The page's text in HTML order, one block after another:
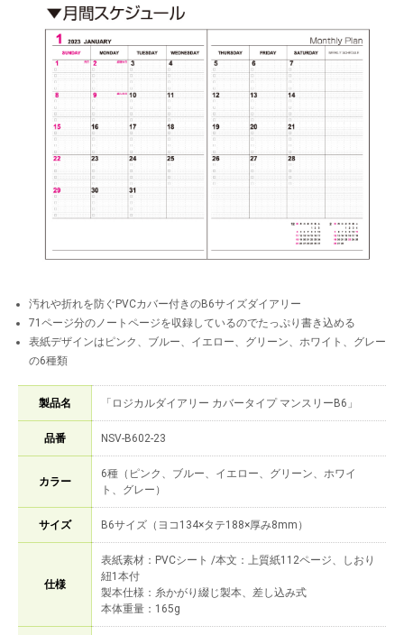
汚れや折れを防ぐPVCカバー付きのB6サイズダイアリー
71ページ分のノートページを収録しているのでたっぷり書き込める
表紙デザインはピンク、ブルー、イエロー、グリーン、ホワイト、グレー
の6種類
製品名 「ロジカルダイアリー カバータイプ マンスリーB6」
品番 NSV-B602-23
カラー
6種（ピンク、ブルー、イエロー、グリーン、ホワイ
ト、グレー）
サイズ B6サイズ（ヨコ134×タテ188×厚み8mm）
仕様
表紙素材：PVCシート /本文：上質紙112ページ、しおり
紐1本付
製本仕様：糸かがり綴じ製本、差し込み式
本体重量：165g